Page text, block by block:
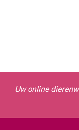
Uw online